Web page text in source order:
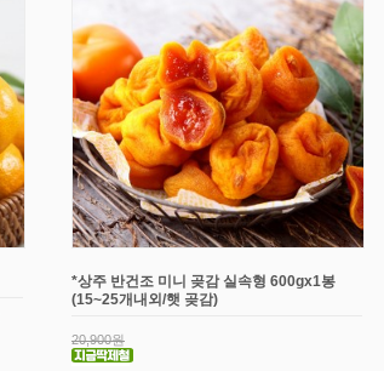
*상주 반건조 미니 곶감 실속형 600gx1봉
(15~25개내외/햇 곶감)
20,900원